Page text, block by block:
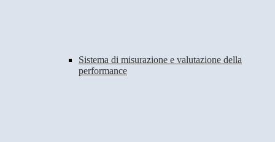
Sistema di misurazione e valutazione della
performance